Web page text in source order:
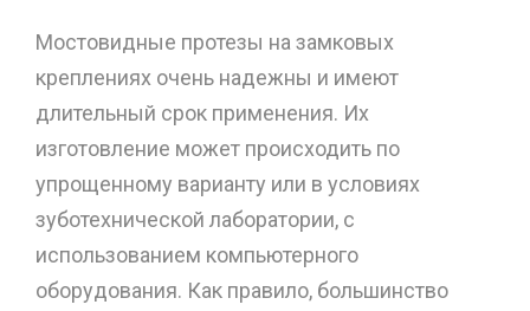
Мостовидные протезы на замковых
креплениях очень надежны и имеют
длительный срок применения. Их
изготовление может происходить по
упрощенному варианту или в условиях
зуботехнической лаборатории, с
использованием компьютерного
оборудования. Как правило, большинство